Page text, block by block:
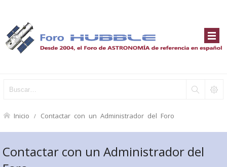
Inicio Contactar con un Administrador del Foro
Contactar con un Administrador del